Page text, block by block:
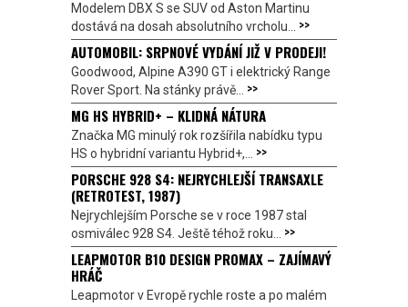
Modelem DBX S se SUV od Aston Martinu
dostává na dosah absolutního vrcholu... >>
AUTOMOBIL: SRPNOVÉ VYDÁNÍ JIŽ V PRODEJI!
Goodwood, Alpine A390 GT i elektrický Range
Rover Sport. Na stánky právě... >>
MG HS HYBRID+ – KLIDNÁ NÁTURA
Značka MG minulý rok rozšířila nabídku typu
HS o hybridní variantu Hybrid+,... >>
PORSCHE 928 S4: NEJRYCHLEJŠÍ TRANSAXLE
(RETROTEST, 1987)
Nejrychlejším Porsche se v roce 1987 stal
osmiválec 928 S4. Ještě téhož roku... >>
LEAPMOTOR B10 DESIGN PROMAX – ZAJÍMAVÝ
HRÁČ
Leapmotor v Evropě rychle roste a po malém